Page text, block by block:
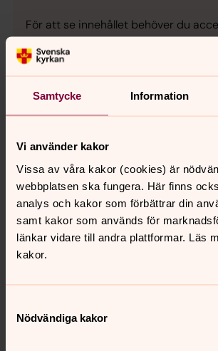
Samtycke Information
Vi använder kakor
Vissa av våra kakor (cookies) är
webbplatsen ska fungera. Här finns
analys och kakor som förbättrar din
samt kakor som används för
länkar vidare till andra plattformar. Läs
kakor.
Nödvändiga kakor
För att se innehållet behöver du
för marknadsföring.
Ändra inställningar
Musikprogram 2026
Vi bjuder på ett brett utbud av
hög konstnärlig kvalitet. Nedan ser ni
för våren 2026.
Synpunkter eller frågor på